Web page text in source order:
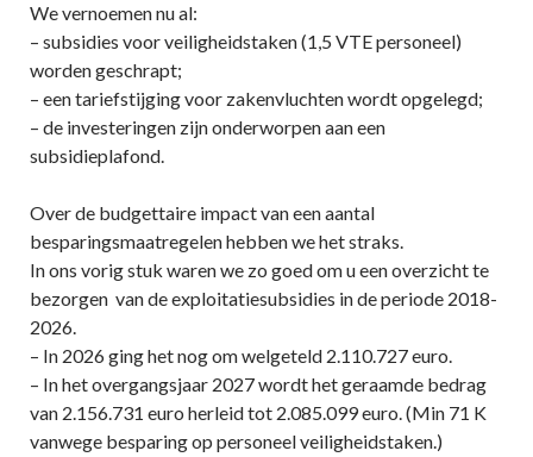
We vernoemen nu al:
– subsidies voor veiligheidstaken (1,5 VTE personeel)
worden geschrapt;
– een tariefstijging voor zakenvluchten wordt opgelegd;
– de investeringen zijn onderworpen aan een
subsidieplafond.
Over de budgettaire impact van een aantal
besparingsmaatregelen hebben we het straks.
In ons vorig stuk waren we zo goed om u een overzicht te
bezorgen van de exploitatiesubsidies in de periode 2018-
2026.
– In 2026 ging het nog om welgeteld 2.110.727 euro.
– In het overgangsjaar 2027 wordt het geraamde bedrag
van 2.156.731 euro herleid tot 2.085.099 euro. (Min 71 K
vanwege besparing op personeel veiligheidstaken.)